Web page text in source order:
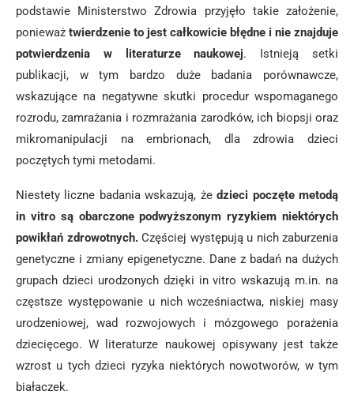
podstawie Ministerstwo Zdrowia przyjęło takie założenie,
ponieważ twierdzenie to jest całkowicie błędne i nie znajduje
potwierdzenia w literaturze naukowej. Istnieją setki
publikacji, w tym bardzo duże badania porównawcze,
wskazujące na negatywne skutki procedur wspomaganego
rozrodu, zamrażania i rozmrażania zarodków, ich biopsji oraz
mikromanipulacji na embrionach, dla zdrowia dzieci
poczętych tymi metodami.
Niestety liczne badania wskazują, żedzieci poczęte metodą
in vitro są obarczone podwyższonym ryzykiem niektórych
powikłań zdrowotnych.Częściej występują u nich zaburzenia
genetyczne i zmiany epigenetyczne. Dane z badań na dużych
grupach dzieci urodzonych dzięki in vitro wskazują m.in. na
częstsze występowanie u nich wcześniactwa, niskiej masy
urodzeniowej, wad rozwojowych i mózgowego porażenia
dziecięcego. W literaturze naukowej opisywany jest także
wzrost u tych dzieci ryzyka niektórych nowotworów, w tym
białaczek.